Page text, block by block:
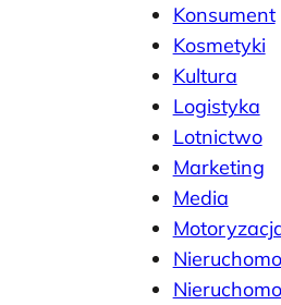
Konsument
Kosmetyki
Kultura
Logistyka
Lotnictwo
Marketing
Media